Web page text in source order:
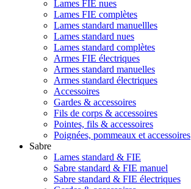
Lames FIE nues
Lames FIE complètes
Lames standard manuellles
Lames standard nues
Lames standard complètes
Armes FIE électriques
Armes standard manuelles
Armes standard électriques
Accessoires
Gardes & accessoires
Fils de corps & accessoires
Pointes, fils & accessoires
Poignées, pommeaux et accessoires
Sabre
Lames standard & FIE
Sabre standard & FIE manuel
Sabre standard & FIE électriques